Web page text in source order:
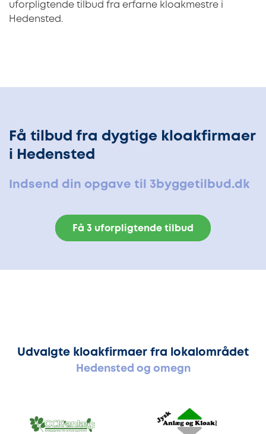
uforpligtende tilbud fra erfarne kloakmestre i
Hedensted.
Få tilbud fra dygtige kloakfirmaer
i Hedensted
Indsend din opgave til 3byggetilbud.dk
Få 3 uforpligtende tilbud
Udvalgte kloakfirmaer fra lokalområdet
Hedensted og omegn